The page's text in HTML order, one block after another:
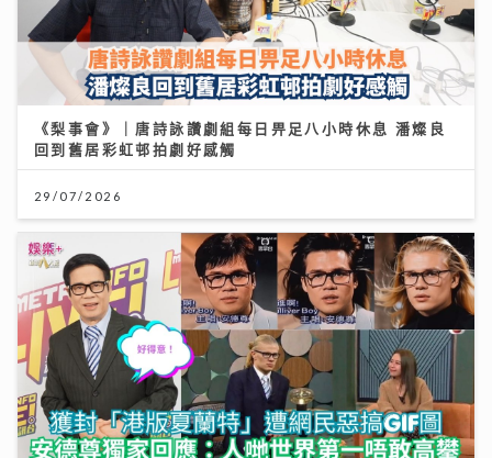
《梨事會》｜唐詩詠讚劇組每日畀足八小時休息 潘燦良
回到舊居彩虹邨拍劇好感觸
29/07/2026